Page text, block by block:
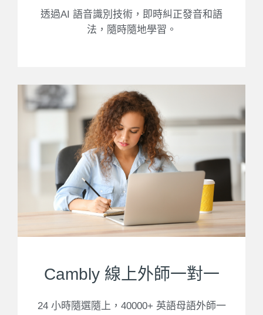
透過AI 語音識別技術，即時糾正發音和語
法，隨時隨地學習。
Cambly 線上外師一對一
24 小時隨選隨上，40000+ 英語母語外師一